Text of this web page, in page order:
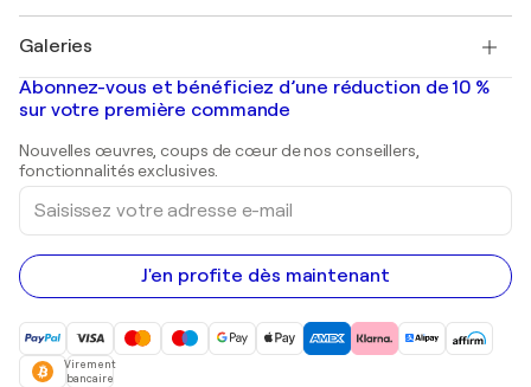
Banksy
Mr. Brainwash
Shepard Fairey
Tableaux abstraits à vendre
Peintures de paysage
Estampes
Peintures acryliques
Galeries
Galeries d'art en France
Galeries d'art en Belgique
Abonnez-vous et bénéficiez d’une réduction de 10 %
sur votre première commande
Nouvelles œuvres, coups de cœur de nos conseillers,
fonctionnalités exclusives.
Saisissez
votre
adresse
e-
mail
J'en profite dès maintenant
Virement
bancaire